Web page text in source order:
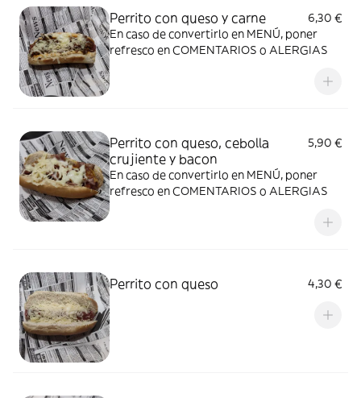
Perrito con queso y carne
6,30 €
En caso de convertirlo en MENÚ, poner
refresco en COMENTARIOS o ALERGIAS
Perrito con queso, cebolla
crujiente y bacon
5,90 €
En caso de convertirlo en MENÚ, poner
refresco en COMENTARIOS o ALERGIAS
Perrito con queso 4,30 €